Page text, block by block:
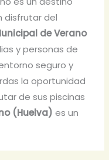
disfrutar del
de Verano
y personas de
seguro y
la oportunidad
de sus piscinas
(Huelva) es un